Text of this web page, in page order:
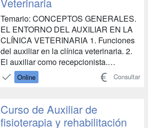
Temario: CONCEPTOS GENERALES.
EL ENTORNO DEL AUXILIAR EN LA
CLÍNICA VETERINARIA 1. Funciones
del auxiliar en la clínica veterinaria. 2.
El auxiliar como recepcionista.
Habilidades sociales y comunicación.
3. La consulta veterinaria básica. 4.
compañía. 5. Prevención de riesgos
laborales en la clínica veterinari...
Online Consultar
Curso de Auxiliar de
fisioterapia y rehabilitación